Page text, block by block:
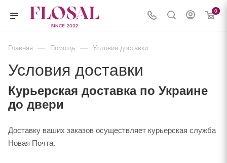
0
Главная — Помощь — Условия доставки
Условия доставки
Курьерская доставка по Украине
до двери
Доставку ваших заказов осуществляет курьерская служба
Новая Почта.